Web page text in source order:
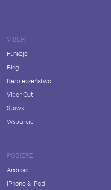
VIBER
Funkcje
Blog
Bezpieczeństwo
Viber Out
Stawki
Wsparcie
POBIERZ
Android
iPhone & iPad